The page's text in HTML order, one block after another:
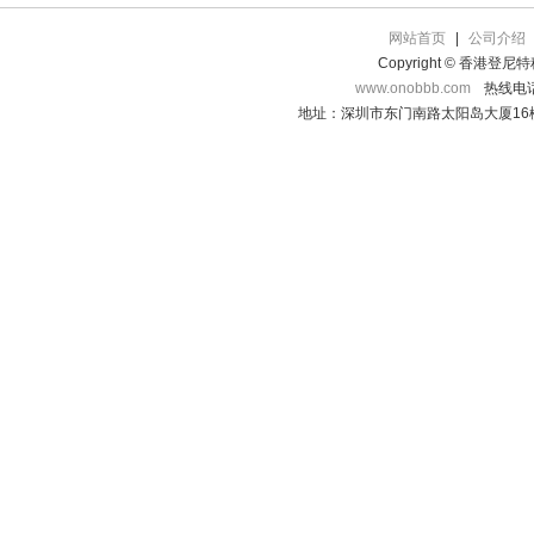
网站首页
公司介绍
Copyright © 香港登尼特
www.onobbb.com
热线电
地址：深圳市东门南路太阳岛大厦